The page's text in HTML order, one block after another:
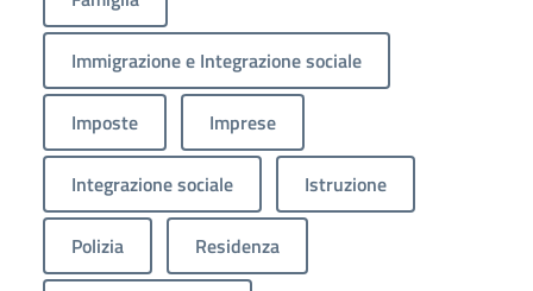
Immigrazione e Integrazione sociale
Imposte Imprese
Integrazione sociale Istruzione
Polizia Residenza